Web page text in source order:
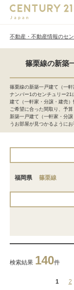
不動産・不動産情報のセ
篠栗線の新築
篠栗線の新築一戸建て（一
ナンバー1のセンチュリー21
建て（一軒家・分譲・建売
ご希望に合った間取り、予
新築一戸建て（一軒家・分
うお部屋が見つかるように
福岡県 篠栗線
検索結果 140件
1 2